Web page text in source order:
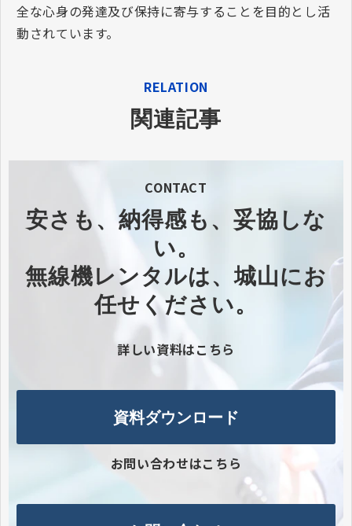
全な心身の発達及び保持に寄与することを目的とし活
動されています。
RELATION
関連記事
CONTACT
安さも、納得感も、妥協しな
い。​
無線機レンタルは、城山にお
任せください。​
詳しい資料はこちら
資料ダウンロード
お問い合わせはこちら